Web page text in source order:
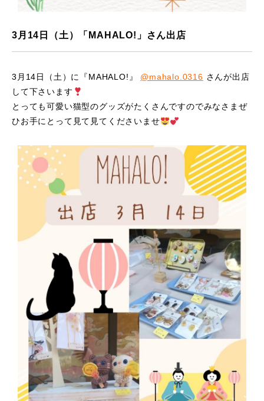
3月14日（土）「MAHALO!」さん出店
3月14日（土）に『MAHALO!』 @mahalo.0316 さんが出店
して下さいます
とっても可愛い猫型のグッズがたくさんですのでみなさまぜ
ひお手にとって見て見てくださいませ